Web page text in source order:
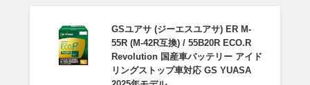
GSユアサ (ジーエスユアサ) ER M-
55R (M-42R互換) / 55B20R ECO.R
Revolution 国産車バッテリー アイド
リングストップ車対応 GS YUASA